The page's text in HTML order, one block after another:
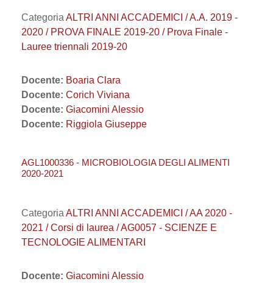
Categoria ALTRI ANNI ACCADEMICI / A.A. 2019 -
2020 / PROVA FINALE 2019-20 / Prova Finale -
Lauree triennali 2019-20
Docente: Boaria Clara
Docente: Corich Viviana
Docente: Giacomini Alessio
Docente: Riggiola Giuseppe
AGL1000336 - MICROBIOLOGIA DEGLI ALIMENTI
2020-2021
Categoria ALTRI ANNI ACCADEMICI / AA 2020 -
2021 / Corsi di laurea / AG0057 - SCIENZE E
TECNOLOGIE ALIMENTARI
Docente: Giacomini Alessio